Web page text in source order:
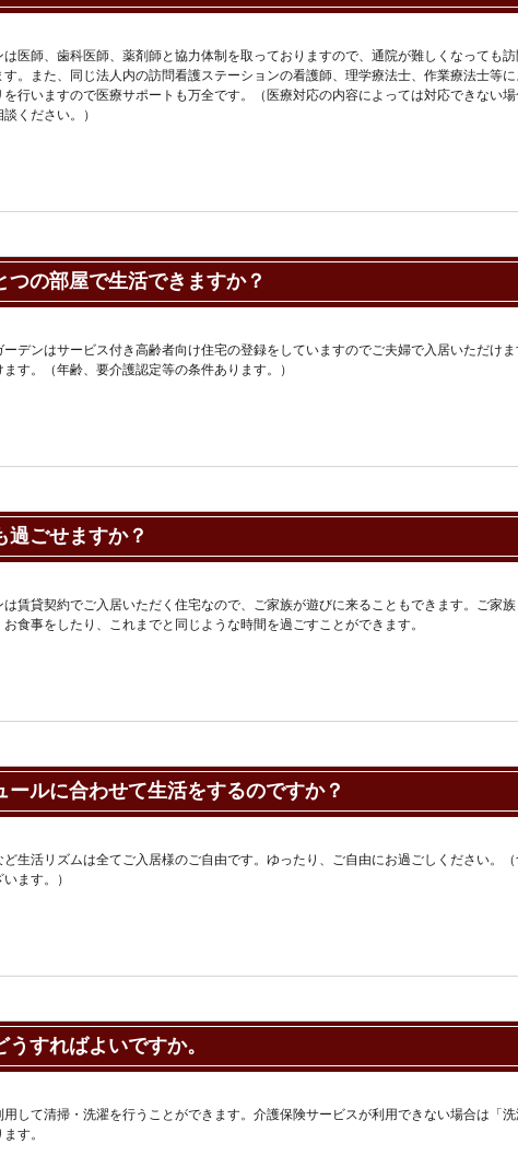
医師、歯科医師、薬剤師と協力体制を取っておりますので、通院が難しくなっても
す。また、同じ法人内の訪問看護ステーションの看護師、理学療法士、作業療法士等
行いますので医療サポートも万全です。（医療対応の内容によっては対応できない場
ください。）
つの部屋で生活できますか？
ーデンはサービス付き高齢者向け住宅の登録をしていますのでご夫婦で入居いただけ
す。（年齢、要介護認定等の条件あります。）
過ごせますか？
賃貸契約でご入居いただく住宅なので、ご家族が遊びに来ることもできます。ご家
食事をしたり、これまでと同じような時間を過ごすことができます。
ールに合わせて生活をするのですか？
ど生活リズムは全てご入居様のご自由です。ゆったり、ご自由にお過ごしください。
ます。）
すればよいですか。
して清掃・洗濯を行うことができます。介護保険サービスが利用できない場合は「洗
す。